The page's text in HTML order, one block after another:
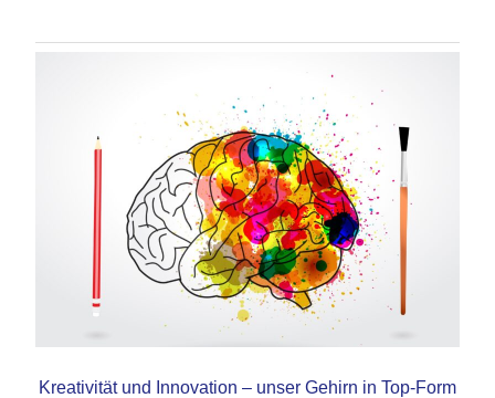
Kreativität und Innovation – unser Gehirn in Top-Form